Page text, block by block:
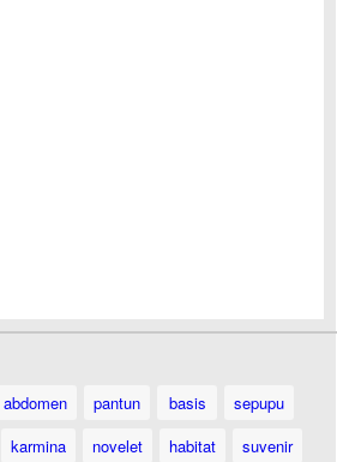
abdomen pantun basis
sepupu
karmina novelet habitat
suvenir